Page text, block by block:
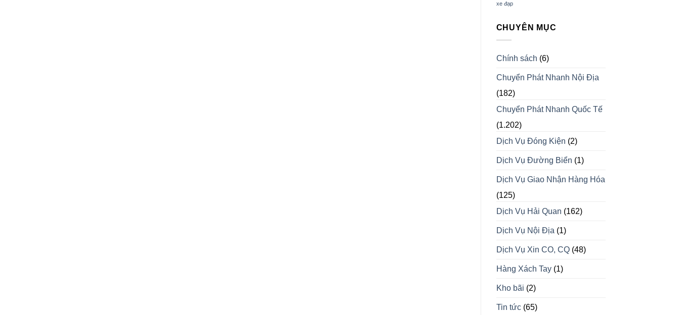
xe đạp
CHUYÊN MỤC
Chính sách (6)
Chuyển Phát Nhanh Nội Địa
(182)
Chuyển Phát Nhanh Quốc Tế
(1.202)
Dịch Vụ Đóng Kiện (2)
Dịch Vụ Đường Biển (1)
Dịch Vụ Giao Nhận Hàng Hóa
(125)
Dịch Vụ Hải Quan (162)
Dịch Vụ Nội Địa (1)
Dịch Vụ Xin CO, CQ(48)
Hàng Xách Tay(1)
Kho bãi (2)
Tin tức(65)